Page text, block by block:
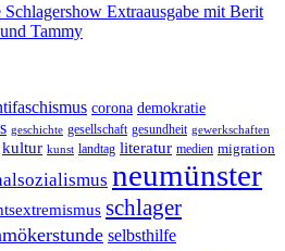
Schlagershow Extraausgabe mit Berit
Tammy
corona demokratie
geschichte gesellschaft gesundheit gewerkschaften
kultur kunst landtag literatur medien migration
neumünster
schlager
selbsthilfe